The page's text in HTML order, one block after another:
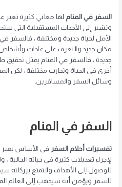
السفر في المنام لها معاني كثيرة تعبر
وتشير إلى الأحداث المستقبلية التي
الأمل لحياة جديدة ومختلفة ، فالسفر
مكان جديد والتعرف على عادات
جديدة ، فالسفر في المنام يمثل تحقيق
أخرى في الحياة وتجارب مختلفة ، لكن
وسائل السفر والمسافرين.
السفر في المنام
تفسيرات أحلام السفر في الأساس يعبر
لإجراء تعديلات كثيرة في حياته الحالية
للوصول إلى الأهداف والتمتع ببركاته
للسفر ويؤمن أنه سيذهب إلى العالم